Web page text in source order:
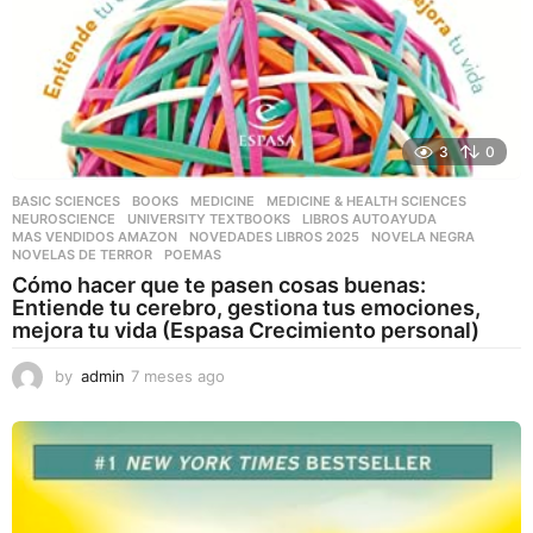
3 0
BASIC SCIENCES ,BOOKS ,MEDICINE ,MEDICINE & HEALTH SCIENCES
NEUROSCIENCE
,UNIVERSITY TEXTBOOKS LIBROS AUTOAYUDA
MAS VENDIDOS AMAZON
,NOVEDADES LIBROS 2025 ,NOVELA NEGRA
NOVELAS DE TERROR
,POEMAS
Cómo hacer que te pasen cosas buenas:
Entiende tu cerebro, gestiona tus emociones,
mejora tu vida (Espasa Crecimiento personal)
by admin 7 meses ago
e
s
e